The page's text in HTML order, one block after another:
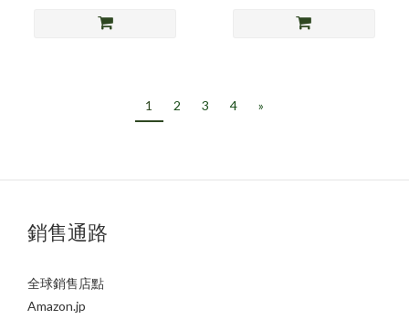
1 2 3 4 »
銷售通路
全球銷售店點
Amazon.jp